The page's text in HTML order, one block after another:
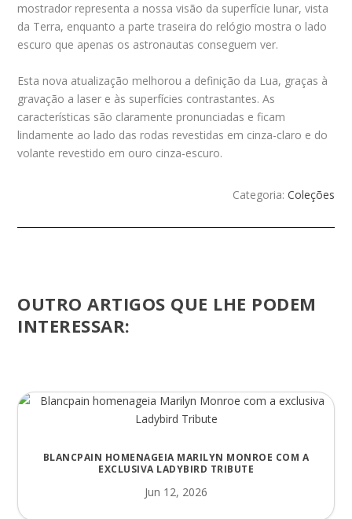
mostrador representa a nossa visão da superfície lunar, vista
da Terra, enquanto a parte traseira do relógio mostra o lado
escuro que apenas os astronautas conseguem ver.
Esta nova atualização melhorou a definição da Lua, graças à
gravação a laser e às superfícies contrastantes. As
características são claramente pronunciadas e ficam
lindamente ao lado das rodas revestidas em cinza-claro e do
volante revestido em ouro cinza-escuro.
Categoria: Coleções
OUTRO ARTIGOS QUE LHE PODEM
INTERESSAR:
BLANCPAIN HOMENAGEIA MARILYN MONROE COM A
EXCLUSIVA LADYBIRD TRIBUTE
Jun 12, 2026